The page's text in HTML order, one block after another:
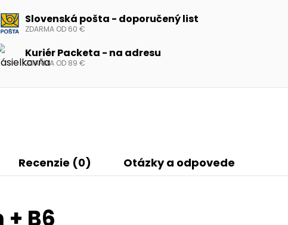
Slovenská pošta - doporučený list
ZDARMA OD 60 €
Kuriér Packeta - na adresu
ZDARMA OD 89 €
Recenzie (0) Otázky a odpovede